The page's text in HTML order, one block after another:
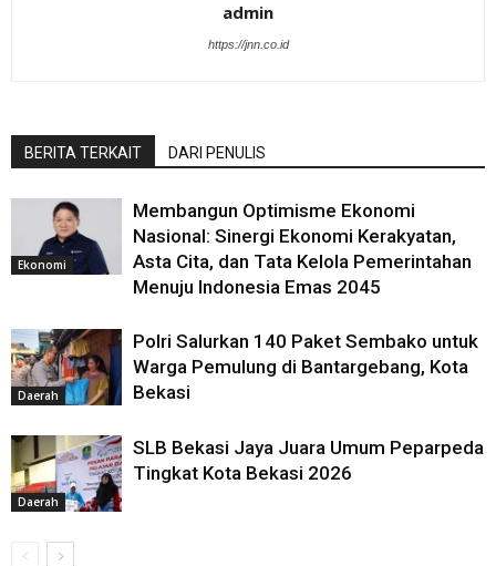
admin
https://jnn.co.id
BERITA TERKAIT DARI PENULIS
Ekonomi
Membangun Optimisme Ekonomi
Nasional: Sinergi Ekonomi Kerakyatan,
Asta Cita, dan Tata Kelola Pemerintahan
Menuju Indonesia Emas 2045
Daerah
Polri Salurkan 140 Paket Sembako untuk
Warga Pemulung di Bantargebang, Kota
Bekasi
Daerah
SLB Bekasi Jaya Juara Umum Peparpeda
Tingkat Kota Bekasi 2026